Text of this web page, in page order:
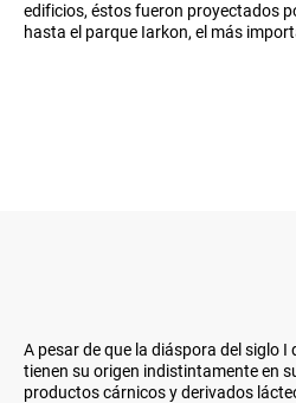
edificios, éstos fueron proyectados
hasta el parque Iarkon, el más
A pesar de que la diáspora del siglo
tienen su origen indistintamente en
productos cárnicos y derivados